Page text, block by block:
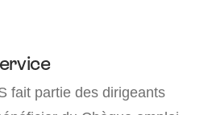
fait partie des dirigeants